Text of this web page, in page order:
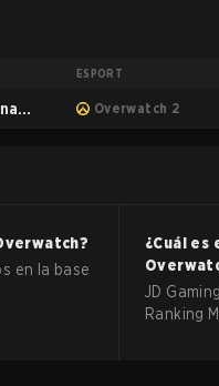
ESPORT
Overwatch 2
?
en la base
¿Cuál
JD
Ranking